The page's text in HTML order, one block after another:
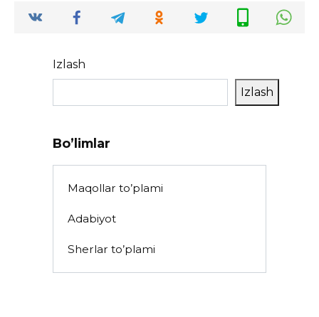
Izlash
Izlash
Bo’limlar
Maqollar to’plami
Adabiyot
Sherlar to’plami